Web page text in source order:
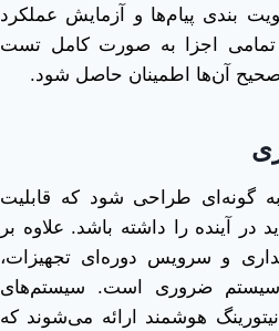
‌بندی پیام‌ها و آزمایش عملکرد
تمامی اجزا به ‌صورت کامل تست
صحیح آن‌ها اطمینان حاصل شود.
‌گونه‌ای طراحی شود که قابلیت
در آینده را داشته باشد. علاوه بر
و سرویس دوره‌ای تجهیزات،
سیستم ضروری است. سیستم‌های
هوشمند ارائه می‌شوند که